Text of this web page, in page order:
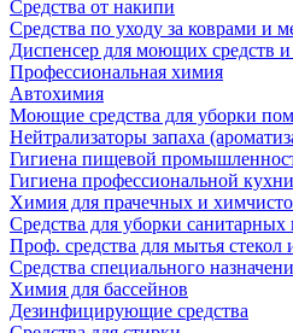
Средства от накипи
Средства по уходу за коврами и
Диспенсер для моющих средств
Профессиональная химия
Автохимия
Моющие средства для уборки
Нейтрализаторы запаха
Гигиена пищевой
Гигиена профессиональной кухни
Химия для прачечных и
Средства для уборки
Проф. средства для мытья стекол
Средства специального
Химия для бассейнов
Дезинфицирующие средства